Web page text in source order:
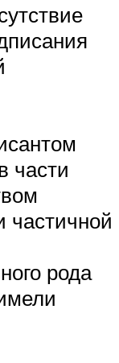
части
частичной
рода